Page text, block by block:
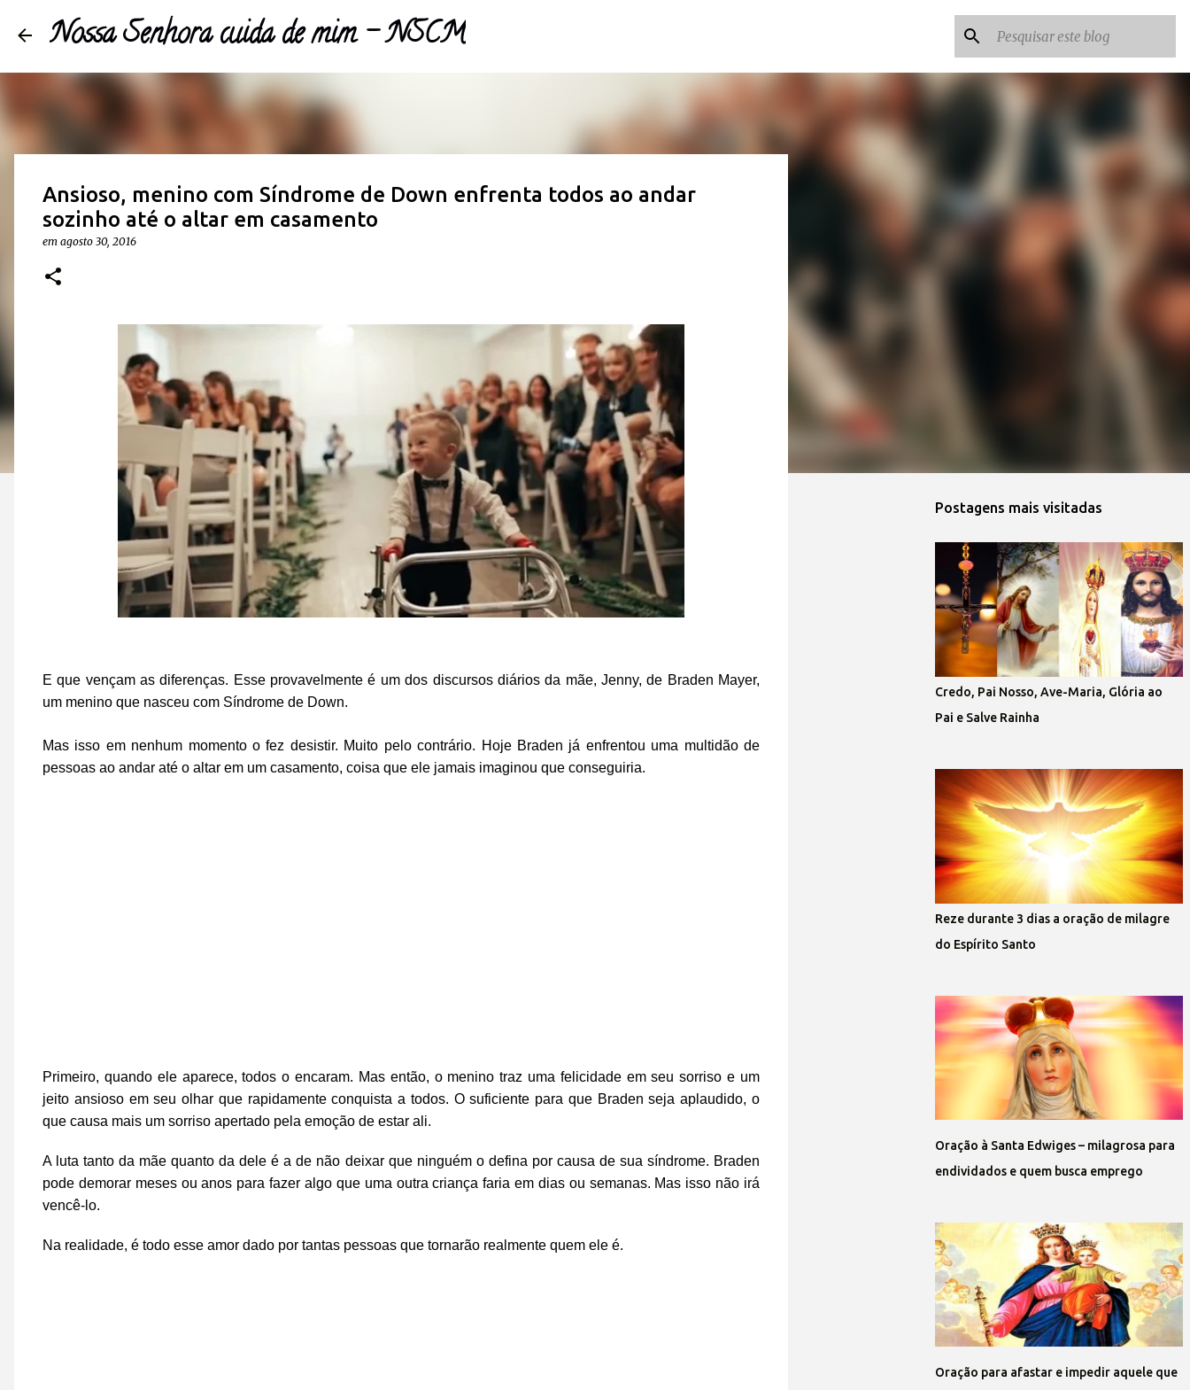
Nossa Senhora cuida de mim - NSCM
Ansioso, menino com Síndrome de Down enfrenta todos ao andar
sozinho até o altar em casamento
em agosto 30, 2016
E que vençam as diferenças. Esse provavelmente é um dos discursos diários da mãe, Jenny, de Braden Mayer,
um menino que nasceu com Síndrome de Down.
Mas isso em nenhum momento o fez desistir. Muito pelo contrário. Hoje Braden já enfrentou uma multidão de
pessoas ao andar até o altar em um casamento, coisa que ele jamais imaginou que conseguiria.
Primeiro, quando ele aparece, todos o encaram. Mas então, o menino traz uma felicidade em seu sorriso e um
jeito ansioso em seu olhar que rapidamente conquista a todos. O suficiente para que Braden seja aplaudido, o
que causa mais um sorriso apertado pela emoção de estar ali.
A luta tanto da mãe quanto da dele é a de não deixar que ninguém o defina por causa de sua síndrome. Braden
pode demorar meses ou anos para fazer algo que uma outra criança faria em dias ou semanas. Mas isso não irá
vencê-lo.
Na realidade, é todo esse amor dado por tantas pessoas que tornarão realmente quem ele é.
Postagens mais visitadas
Credo, Pai Nosso, Ave-Maria, Glória ao
Pai e Salve Rainha
Reze durante 3 dias a oração de milagre
do Espírito Santo
Oração à Santa Edwiges – milagrosa para
endividados e quem busca emprego
Oração para afastar e impedir aquele que